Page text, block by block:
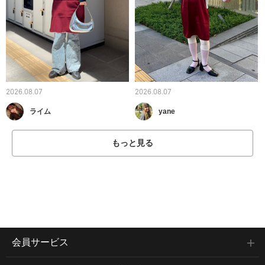
2026.08.07
ライム
2026.08.07
yane
もっと見る
会員サービス